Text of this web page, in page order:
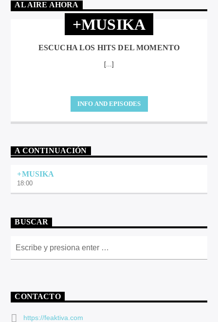
AL AIRE AHORA
+MUSIKA
ESCUCHA LOS HITS DEL MOMENTO
[...]
INFO AND EPISODES
A CONTINUACIÓN
+MUSIKA
18:00
BUSCAR
CONTACTO
https://feaktiva.com